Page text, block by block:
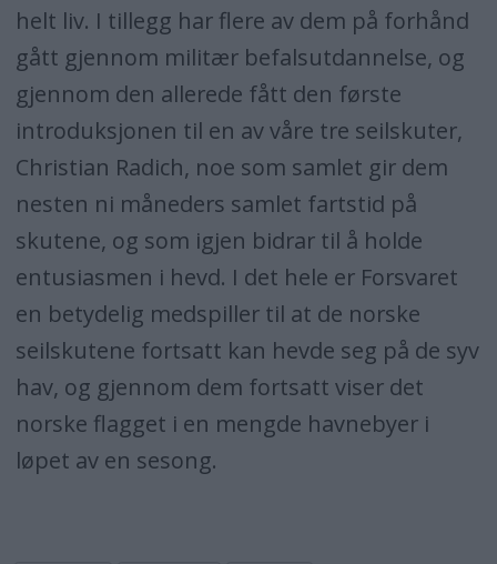
helt liv. I tillegg har flere av dem på forhånd
gått gjennom militær befalsutdannelse, og
gjennom den allerede fått den første
introduksjonen til en av våre tre seilskuter,
Christian Radich, noe som samlet gir dem
nesten ni måneders samlet fartstid på
skutene, og som igjen bidrar til å holde
entusiasmen i hevd. I det hele er Forsvaret
en betydelig medspiller til at de norske
seilskutene fortsatt kan hevde seg på de syv
hav, og gjennom dem fortsatt viser det
norske flagget i en mengde havnebyer i
løpet av en sesong.